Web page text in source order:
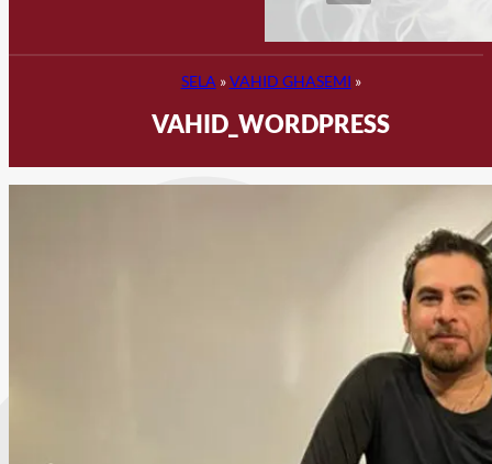
SELA »VAHID GHASEMI »
VAHID_WORDPRESS